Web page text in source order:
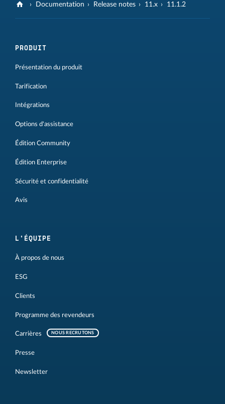
Documentation Release notes 11.x 11.1.2
PRODUIT
Présentation du produit
Tarification
Intégrations
Options d'assistance
Édition Community
Édition Enterprise
Sécurité et confidentialité
Avis
L'ÉQUIPE
À propos de nous
ESG
Clients
Programme des revendeurs
Carrières NOUS RECRUTONS
Presse
Newsletter